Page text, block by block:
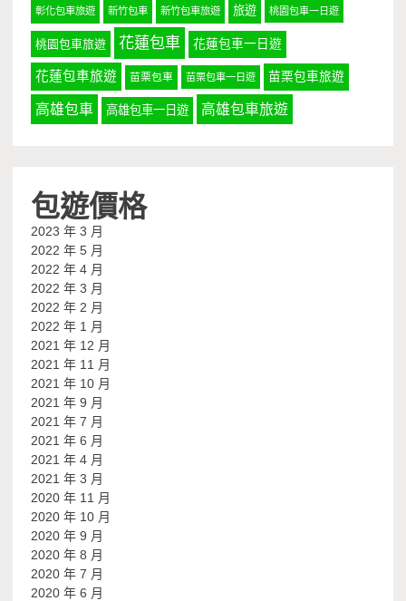
彰化包車旅遊 新竹包車 新竹包車旅遊 旅遊 桃園包車一日遊
桃園包車旅遊 花蓮包車 花蓮包車一日遊
花蓮包車旅遊 苗栗包車 苗栗包車一日遊 苗栗包車旅遊
高雄包車 高雄包車一日遊 高雄包車旅遊
包遊價格
2023 年 3 月
2022 年 5 月
2022 年 4 月
2022 年 3 月
2022 年 2 月
2022 年 1 月
2021 年 12 月
2021 年 11 月
2021 年 10 月
2021 年 9 月
2021 年 7 月
2021 年 6 月
2021 年 4 月
2021 年 3 月
2020 年 11 月
2020 年 10 月
2020 年 9 月
2020 年 8 月
2020 年 7 月
2020 年 6 月